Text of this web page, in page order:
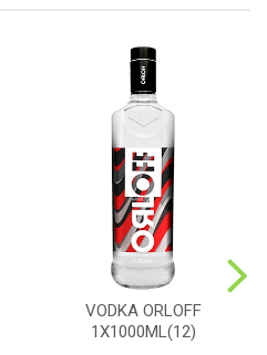
VODKA ORLOFF
1X1000ML(12)